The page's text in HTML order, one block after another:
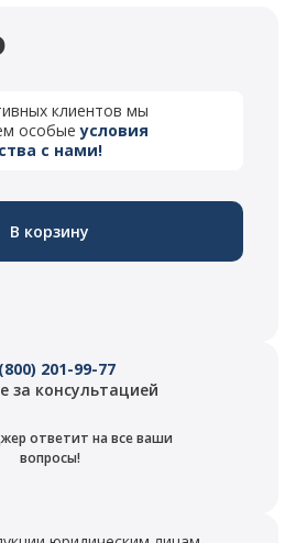
клиентов мы
особыеусловия
с нами!
В корзину
201-99-77
за консультацией
ответит на все ваши
вопросы!